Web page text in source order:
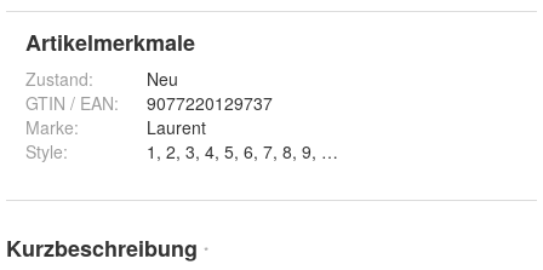
Artikelmerkmale
Zustand:
Neu
GTIN / EAN:
9077220129737
Marke:
Laurent
Style:
Kurzbeschreibung *